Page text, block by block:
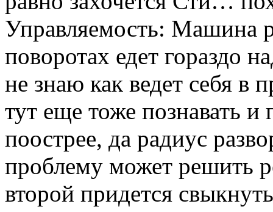
Управляемость: Машина
поворотах едет гораздо
не знаю как ведет себя в
тут еще тоже познавать
поострее, да радиус
проблему может решить
второй придется